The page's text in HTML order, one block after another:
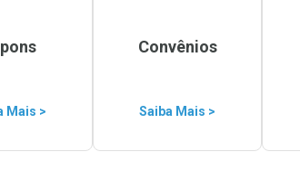
Mais >
Convênios
Saiba Mais >